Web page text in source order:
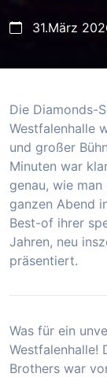
31.März
Die Diamonds-
Westfalenhalle
und großer
Minuten war
genau, wie
ganzen Abend
Best-of ihrer
Jahren, neu
präsentiert.
Was für ein
Westfalenhalle!
Brothers war